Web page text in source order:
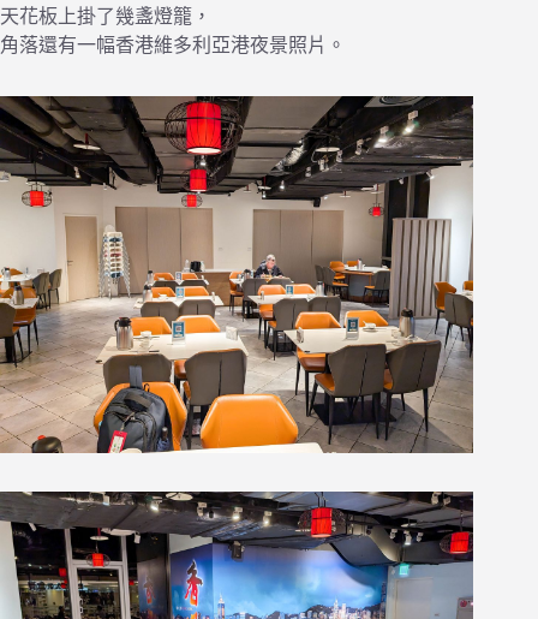
天花板上掛了幾盞燈籠，
角落還有一幅香港維多利亞港夜景照片。